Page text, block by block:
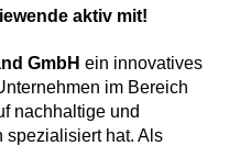
aktiv mit!
GmbH ein innovatives
im Bereich
nachhaltige und
spezialisiert hat. Als